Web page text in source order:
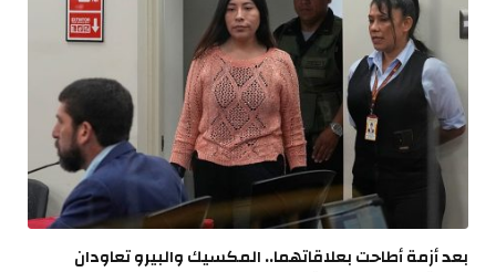
بعد أزمة أطاحت بعلاقاتهما.. المكسيك والبيرو تعاودان